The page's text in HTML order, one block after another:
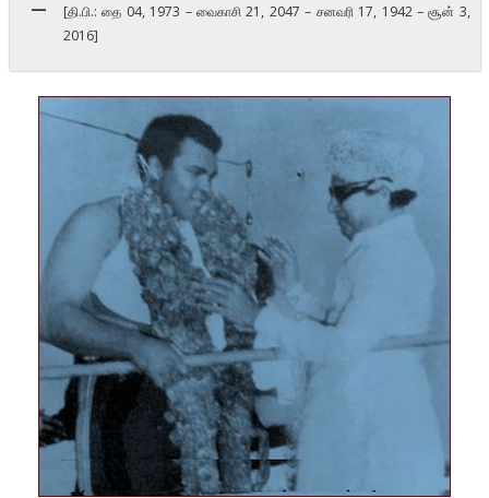
[தி.பி.: தை 04, 1973 – வைகாசி 21, 2047 – சனவரி 17, 1942 – சூன் 3,
2016]